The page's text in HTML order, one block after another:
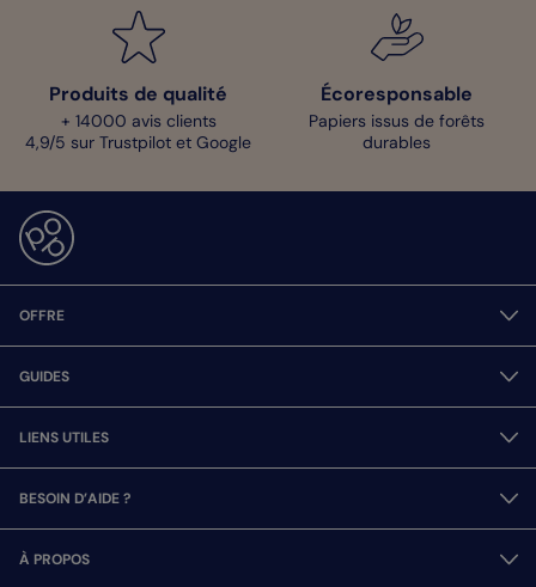
Produits de qualité
+ 14000 avis clients
4,9/5 sur Trustpilot et Google
Écoresponsable
Papiers issus de forêts
durables
OFFRE
GUIDES
LIENS UTILES
BESOIN D’AIDE ?
À PROPOS